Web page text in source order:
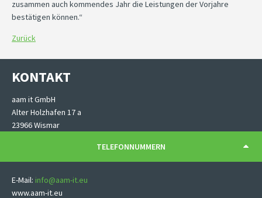
zusammen auch kommendes Jahr die Leistungen der Vorjahre
bestätigen können.“
Zurück
KONTAKT
aam it GmbH
Alter Holzhafen 17 a
23966 Wismar
TELEFONNUMMERN
E-Mail: info@aam-it.eu
www.aam-it.eu